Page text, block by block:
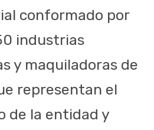
conformado por
industrias
y maquiladoras de
representan el
de la entidad y